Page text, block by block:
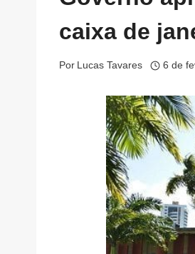
caixa de
Por Lucas Tavares 6 de